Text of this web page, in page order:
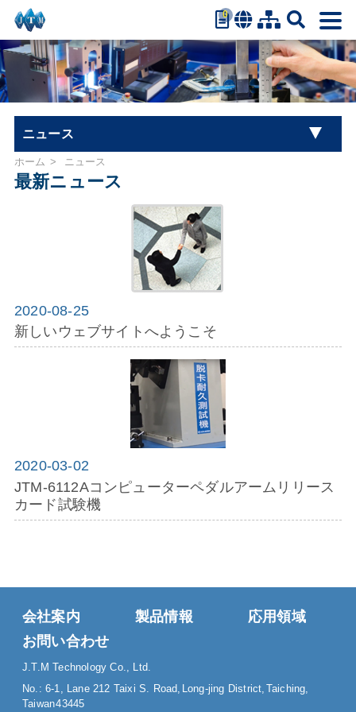
0
繁體中文
简体中文
English
ニュース
最新ニュース
ホーム ニュース
最新ニュース
2020-08-25
新しいウェブサイトへようこそ
2020-03-02
JTM-6112Aコンピューターペダルアームリリース
カード試験機
会社案内 製品情報
応用領域
お問い合わせ
J.T.M Technology Co., Ltd.
No.: 6-1, Lane 212 Taixi S. Road, Long-jing District, Taiching,
Taiwan43445